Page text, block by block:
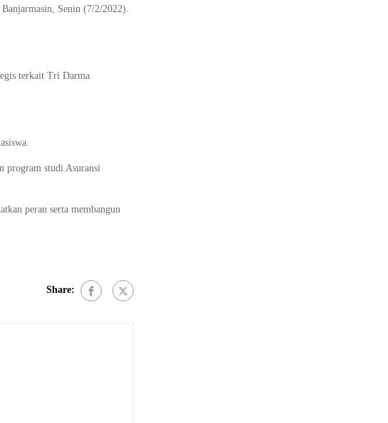
Senin (7/2/2022).
terkait Tri Darma
program studi Asuransi
peran serta membangun
Share: